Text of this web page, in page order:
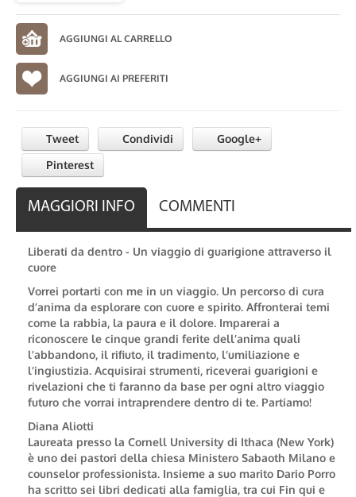
AGGIUNGI AI PREFERITI
Tweet Condividi
Google+
Pinterest
MAGGIORI INFO COMMENTI
Liberati da dentro - Un viaggio di guarigione attraverso il
cuore
Vorrei portarti con me in un viaggio. Un percorso di cura
d’anima da esplorare con cuore e spirito. Affronterai temi
come la rabbia, la paura e il dolore. Imparerai a
riconoscere le cinque grandi ferite dell’anima quali
l’abbandono, il rifiuto, il tradimento, l’umiliazione e
l’ingiustizia. Acquisirai strumenti, riceverai guarigioni e
rivelazioni che ti faranno da base per ogni altro viaggio
futuro che vorrai intraprendere dentro di te. Partiamo!
Diana Aliotti
Laureata presso la Cornell University di Ithaca (New York)
è uno dei pastori della chiesa Ministero Sabaoth Milano e
counselor professionista. Insieme a suo marito Dario Porro
ha scritto sei libri dedicati alla famiglia, tra cui Fin qui e